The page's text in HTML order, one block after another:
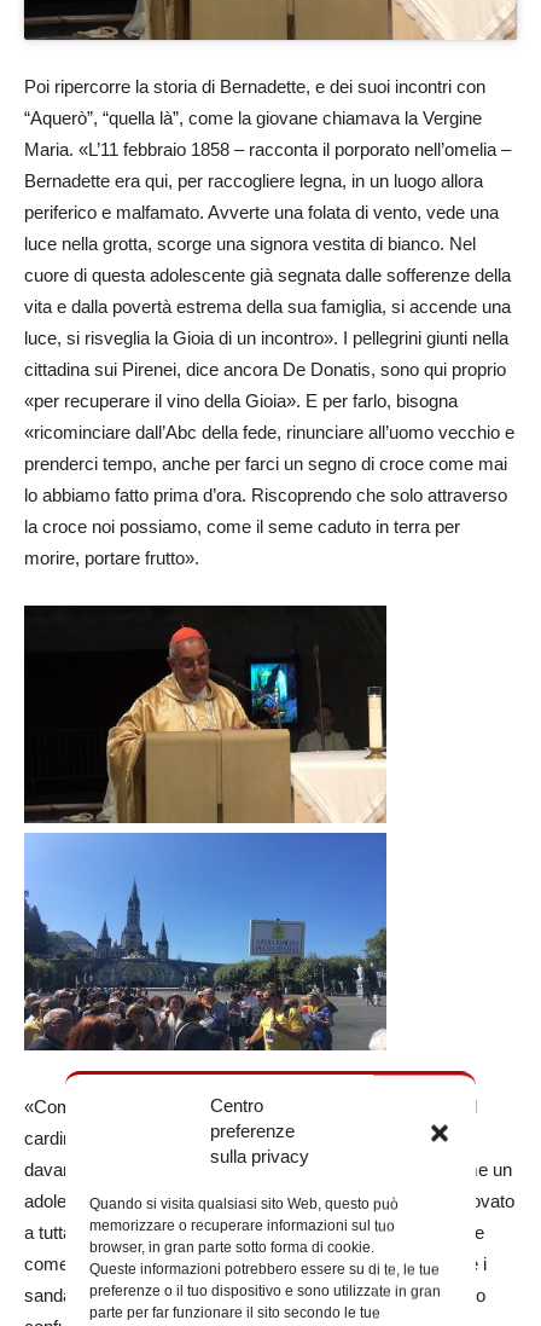
Centro
preferenze
sulla privacy
Quando si visita qualsiasi sito Web, questo può
memorizzare o recuperare informazioni sul tuo
browser, in gran parte sotto forma di cookie.
Queste informazioni potrebbero essere su di te, le tue
preferenze o il tuo dispositivo e sono utilizzate in gran
parte per far funzionare il sito secondo le tue
Poi ripercorre la storia di Bernadette, e dei suoi incontri con
“Aquerò”, “quella là”, come la giovane chiamava la Vergine
Maria. «L’11 febbraio 1858 – racconta il porporato nell’omelia –
Bernadette era qui, per raccogliere legna, in un luogo allora
periferico e malfamato. Avverte una folata di vento, vede una
luce nella grotta, scorge una signora vestita di bianco. Nel
cuore di questa adolescente già segnata dalle sofferenze della
vita e dalla povertà estrema della sua famiglia, si accende una
luce, si risveglia la Gioia di un incontro». I pellegrini giunti nella
cittadina sui Pirenei, dice ancora De Donatis, sono qui proprio
«per recuperare il vino della Gioia». E per farlo, bisogna
«ricominciare dall’Abc della fede, rinunciare all’uomo vecchio e
prenderci tempo, anche per farci un segno di croce come mai
lo abbiamo fatto prima d’ora. Riscoprendo che solo attraverso
la croce noi possiamo, come il seme caduto in terra per
morire, portare frutto».
«Come Bernadette davanti alla bella Signora – prosegue il
cardinale vicario – anch’io mi metto con tutto me stesso
davanti a Dio. Come un bambino che deve imparare, come un
adolescente che deve crescere… Questo è un invito rinnovato
a tutta la diocesi di Roma, che si ritrova sulle rive del Gave
come Bernadette, senza scarpe, come Mosè che si toglie i
sandali riconoscendo con umiltà, anche se ancora in modo